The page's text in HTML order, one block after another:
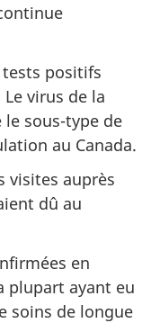
tests positifs
virus de la
sous-type de
au Canada.
visites auprès
dû au
en
plupart ayant eu
soins de longue